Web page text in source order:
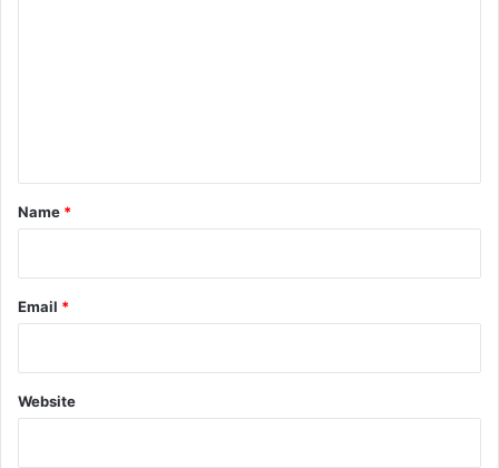
*
Name *
Email *
Website